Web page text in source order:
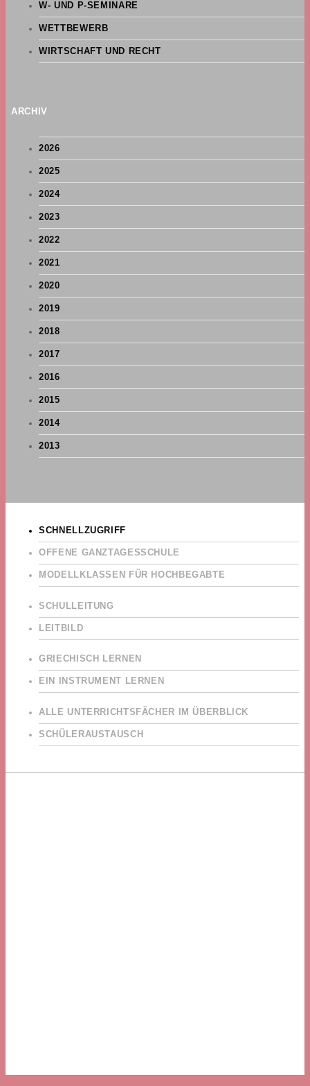
W- UND P-SEMINARE
WETTBEWERB
WIRTSCHAFT UND RECHT
ARCHIV
2026
2025
2024
2023
2022
2021
2020
2019
2018
2017
2016
2015
2014
2013
SCHNELLZUGRIFF
OFFENE GANZTAGESSCHULE
MODELLKLASSEN FÜR HOCHBEGABTE
SCHULLEITUNG
LEITBILD
GRIECHISCH LERNEN
EIN INSTRUMENT LERNEN
ALLE UNTERRICHTSFÄCHER IM ÜBERBLICK
SCHÜLERAUSTAUSCH